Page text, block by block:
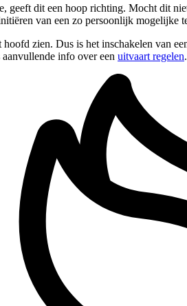
dit een hoop richting. Mocht dit
van een zo persoonlijk mogelijke
zien. Dus is het inschakelen van
info over een uitvaart regelen.